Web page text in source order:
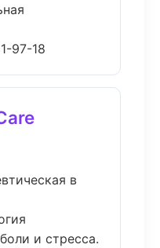
97-18
в
и стресса.